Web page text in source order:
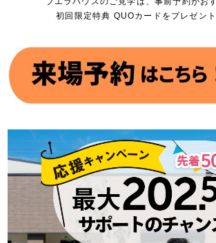
初回限定特典 QUOカードをプレゼント